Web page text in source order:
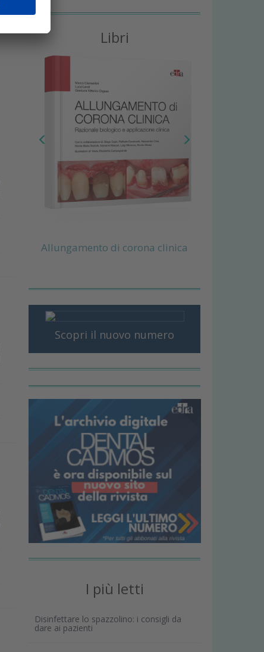
Libri
Allungamento di corona clinica
Scopri il nuovo numero
I più letti
Disinfettare lo spazzolino: i consigli da
dare ai pazienti